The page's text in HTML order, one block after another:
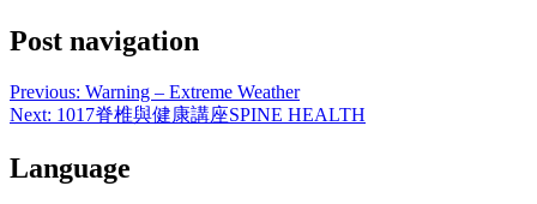
Post navigation
Previous: Warning – Extreme Weather
Next: 1017脊椎與健康講座SPINE HEALTH
Language